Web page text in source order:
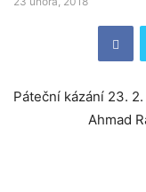
Páteční kázání 23.
Ahmad